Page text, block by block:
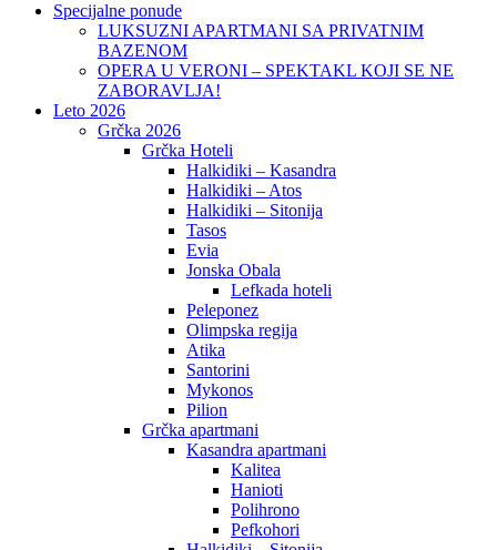
Specijalne ponude
LUKSUZNI APARTMANI SA PRIVATNIM
BAZENOM
OPERA U VERONI – SPEKTAKL KOJI SE NE
ZABORAVLJA!
Leto 2026
Grčka 2026
Grčka Hoteli
Halkidiki – Kasandra
Halkidiki – Atos
Halkidiki – Sitonija
Tasos
Evia
Jonska Obala
Lefkada hoteli
Peleponez
Olimpska regija
Atika
Santorini
Mykonos
Pilion
Grčka apartmani
Kasandra apartmani
Kalitea
Hanioti
Polihrono
Pefkohori